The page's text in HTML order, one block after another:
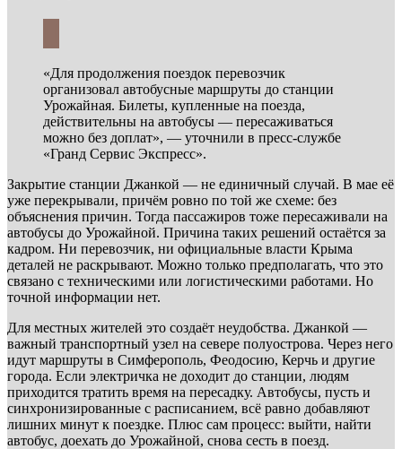
«Для продолжения поездок перевозчик
организовал автобусные маршруты до станции
Урожайная. Билеты, купленные на поезда,
действительны на автобусы — пересаживаться
можно без доплат», — уточнили в пресс-службе
«Гранд Сервис Экспресс».
Закрытие станции Джанкой — не единичный случай. В мае её
уже перекрывали, причём ровно по той же схеме: без
объяснения причин. Тогда пассажиров тоже пересаживали на
автобусы до Урожайной. Причина таких решений остаётся за
кадром. Ни перевозчик, ни официальные власти Крыма
деталей не раскрывают. Можно только предполагать, что это
связано с техническими или логистическими работами. Но
точной информации нет.
Для местных жителей это создаёт неудобства. Джанкой —
важный транспортный узел на севере полуострова. Через него
идут маршруты в Симферополь, Феодосию, Керчь и другие
города. Если электричка не доходит до станции, людям
приходится тратить время на пересадку. Автобусы, пусть и
синхронизированные с расписанием, всё равно добавляют
лишних минут к поездке. Плюс сам процесс: выйти, найти
автобус, доехать до Урожайной, снова сесть в поезд.